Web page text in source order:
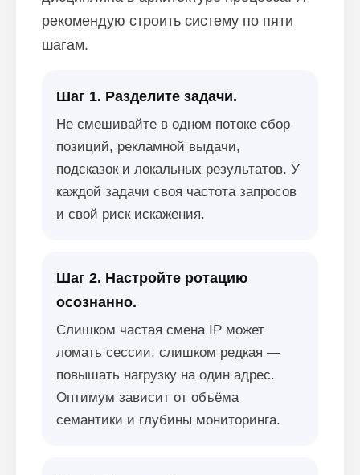
рекомендую строить систему по пяти
шагам.
Шаг 1. Разделите задачи.
Не смешивайте в одном потоке сбор
позиций, рекламной выдачи,
подсказок и локальных результатов. У
каждой задачи своя частота запросов
и свой риск искажения.
Шаг 2. Настройте ротацию
осознанно.
Слишком частая смена IP может
ломать сессии, слишком редкая —
повышать нагрузку на один адрес.
Оптимум зависит от объёма
семантики и глубины мониторинга.